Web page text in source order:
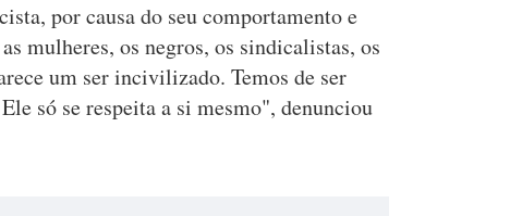
por causa do seu comportamento e
mulheres, os negros, os sindicalistas, os
um ser incivilizado. Temos de ser
só se respeita a si mesmo", denunciou